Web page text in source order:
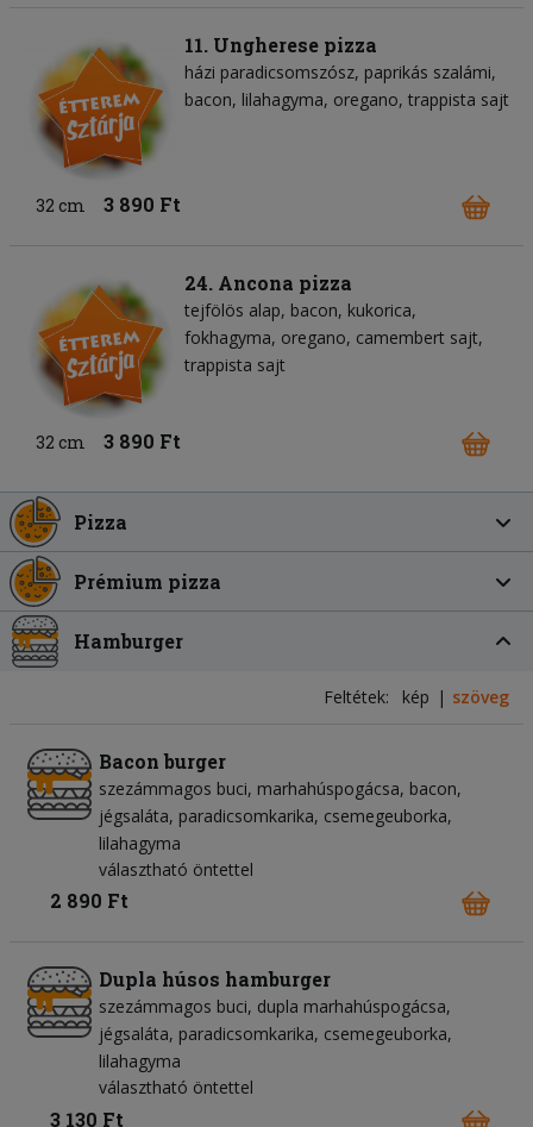
11. Ungherese pizza
házi paradicsomszósz paprikás szalámi
bacon lilahagyma oregano trappista sajt
32 cm 3 890 Ft
24. Ancona pizza
tejfölös alap bacon kukorica
fokhagyma oregano camembert sajt
trappista sajt
32 cm 3 890 Ft
Pizza
Prémium pizza
Hamburger
Feltétek: kép szöveg
Bacon burger
szezámmagos buci marhahúspogácsa bacon
jégsaláta paradicsomkarika csemegeuborka
lilahagyma
választható öntettel
2 890 Ft
Dupla húsos hamburger
szezámmagos buci dupla marhahúspogácsa
jégsaláta paradicsomkarika csemegeuborka
lilahagyma
választható öntettel
3 130 Ft